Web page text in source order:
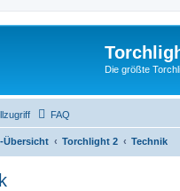
Die größte
FAQ
Übersicht Torchlight 2 Technik